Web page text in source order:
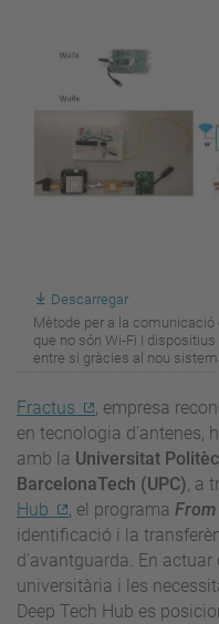
Descarregar
Mètode per a la
que no són Wi-Fi I
entre si gràcies al nou
Fractus
, empresa
en tecnologia d'antenes,
amb la Universitat
BarcelonaTech (UPC) , a
Hub
, el programa
identificació i la
d'avantguarda. En
universitària i les
Deep Tech Hub es